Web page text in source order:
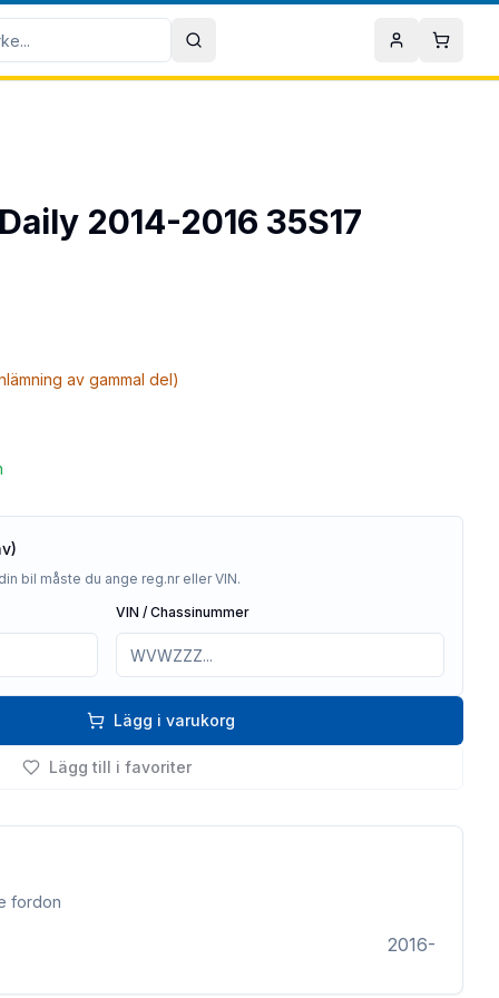
Sök Mitt konto
2014-2016 35S17
av gammal del)
bil måste du ange reg.nr eller VIN.
VIN / Chassinummer
Lägg i varukorg
Lägg till i favoriter
fordon
2016-